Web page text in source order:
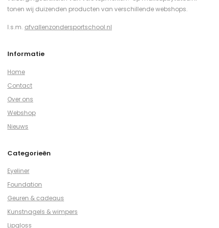
tonen wij duizenden producten van verschillende webshops.
I.s.m. afvallenzondersportschool.nl
Informatie
Home
Contact
Over ons
Webshop
Nieuws
Categorieën
Eyeliner
Foundation
Geuren & cadeaus
Kunstnagels & wimpers
Lipgloss